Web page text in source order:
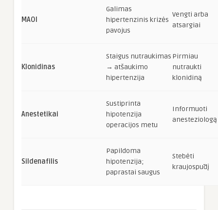
MAOI
Galimas
hipertenzinis krizės
pavojus
Vengti arba
atsargiai
Klonidinas
Staigus nutraukimas
→ atšaukimo
hipertenzija
Pirmiau
nutraukti
klonidiną
Anestetikai
Sustiprinta
hipotenzija
operacijos metu
Informuoti
anesteziologą
Sildenafilis
Papildoma
hipotenzija;
paprastai saugus
Stebėti
kraujospūdį